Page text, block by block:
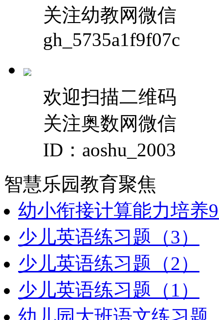
关注幼教网微信
gh_5735a1f9f07c
欢迎扫描二维码
关注奥数网微信
ID：aoshu_2003
智慧乐园教育聚焦
幼小衔接计算能力培养
少儿英语练习题（3）
少儿英语练习题（2）
少儿英语练习题（1）